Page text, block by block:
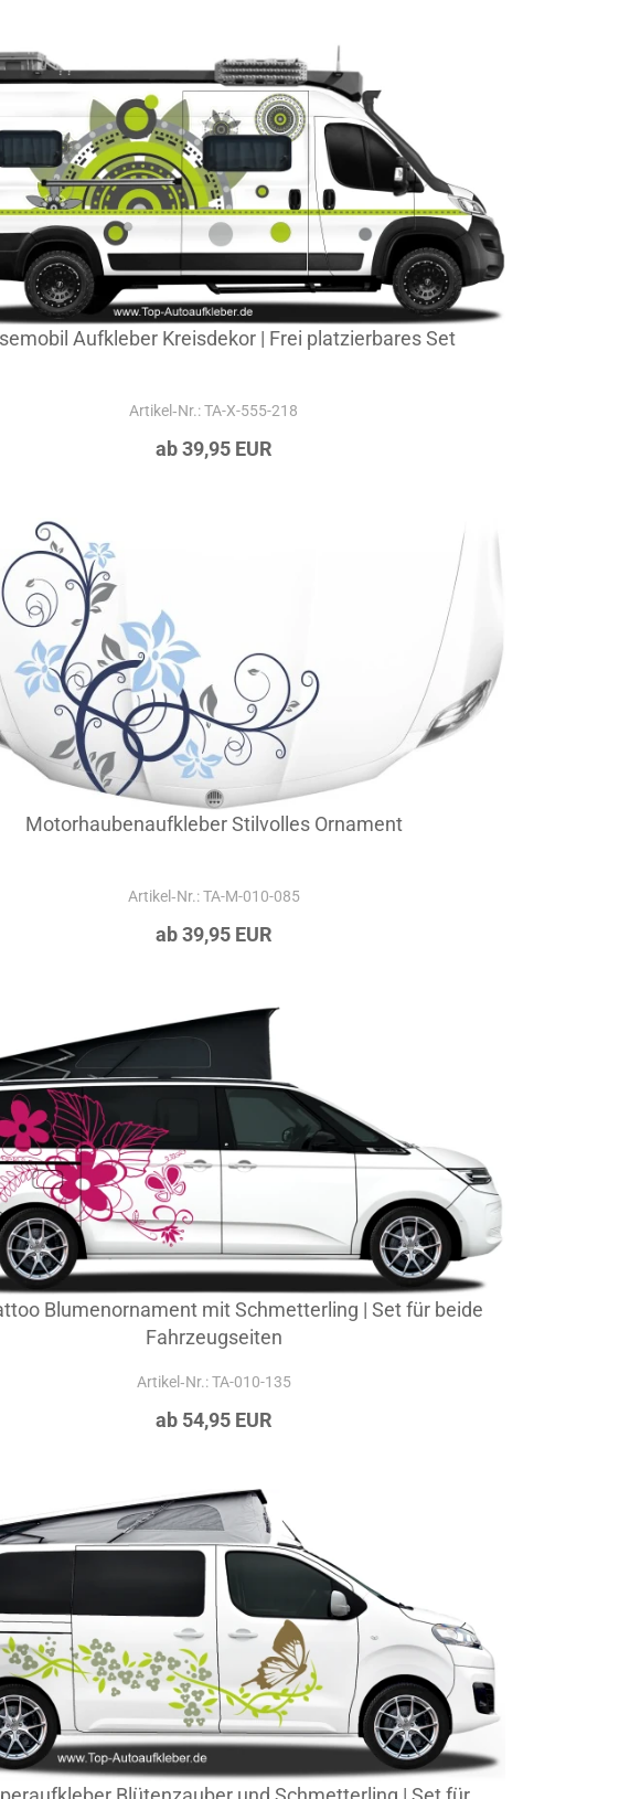
Aufkleber Kreisdekor | Frei platzierbares Set
Artikel‑Nr.: TA-X-555-218
ab 39,95 EUR
Motorhaubenaufkleber Stilvolles Ornament
Artikel‑Nr.: TA-M-010-085
ab 39,95 EUR
Blumenornament mit Schmetterling | Set für beide
Fahrzeugseiten
Artikel‑Nr.: TA-010-135
ab 54,95 EUR